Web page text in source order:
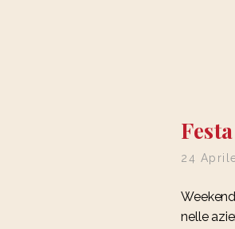
24
nelle